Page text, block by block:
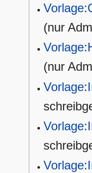
(nur
(nur